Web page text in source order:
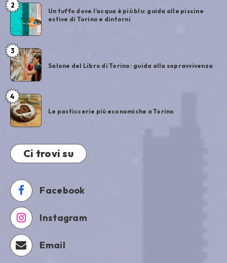
2
Un tuffo dove l’acqua è più blu: guida alle piscine
estive di Torino e dintorni
3
Salone del Libro di Torino: guida alla sopravvivenza
4
Le pasticcerie più economiche a Torino
Ci trovi su
Facebook
Instagram
Email